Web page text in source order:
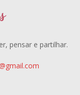
pensar e partilhar.